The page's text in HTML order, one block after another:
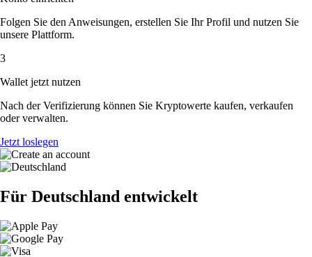
Folgen Sie den Anweisungen, erstellen Sie Ihr Profil und nutzen Sie
unsere Plattform.
3
Wallet jetzt nutzen
Nach der Verifizierung können Sie Kryptowerte kaufen, verkaufen
oder verwalten.
Jetzt loslegen
Für Deutschland entwickelt